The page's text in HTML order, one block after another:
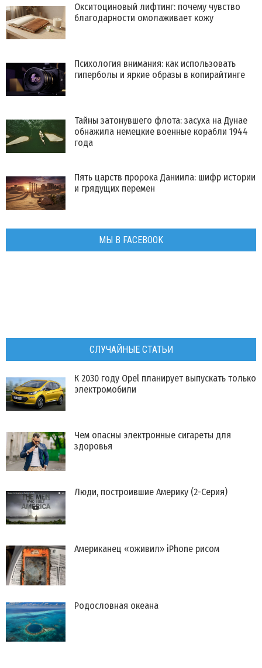
Окситоциновый лифтинг: почему чувство
благодарности омолаживает кожу
Психология внимания: как использовать
гиперболы и яркие образы в копирайтинге
Тайны затонувшего флота: засуха на Дунае
обнажила немецкие военные корабли 1944
года
Пять царств пророка Даниила: шифр истории
и грядущих перемен
МЫ В FACEBOOK
СЛУЧАЙНЫЕ СТАТЬИ
К 2030 году Opel планирует выпускать только
электромобили
Чем опасны электронные сигареты для
здоровья
Люди, построившие Америку (2-Серия)
​Американец «оживил» iPhone рисом
Родословная океана